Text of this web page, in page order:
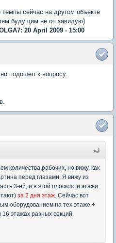
сейчас на другом объекте
будущим не оч завидую)
20 April 2009 - 15:00
подошел к вопросу.
количества рабочих, но вижу, как
перед глазами. Я вижу из
3-ей, и в этой плоскости этажи
за 2 дня этаж. Сейчас вот
оборудованием на тех этаже +
этажах разных секций.